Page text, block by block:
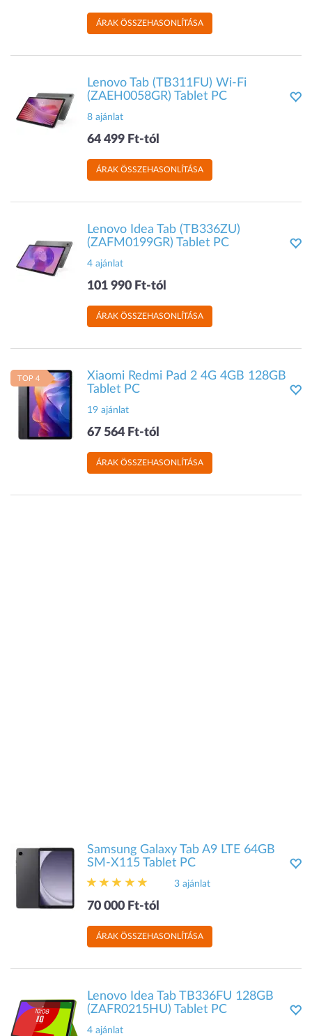
ÁRAK ÖSSZEHASONLÍTÁSA
Lenovo Tab (TB311FU) Wi-Fi
(ZAEH0058GR) Tablet PC
8 ajánlat
64 499 Ft-tól
ÁRAK ÖSSZEHASONLÍTÁSA
Lenovo Idea Tab (TB336ZU)
(ZAFM0199GR) Tablet PC
4 ajánlat
101 990 Ft-tól
ÁRAK ÖSSZEHASONLÍTÁSA
TOP 4
Xiaomi Redmi Pad 2 4G 4GB 128GB
Tablet PC
19 ajánlat
67 564 Ft-tól
ÁRAK ÖSSZEHASONLÍTÁSA
Samsung Galaxy Tab A9 LTE 64GB
SM-X115 Tablet PC
3 ajánlat
70 000 Ft-tól
ÁRAK ÖSSZEHASONLÍTÁSA
Lenovo Idea Tab TB336FU 128GB
(ZAFR0215HU) Tablet PC
4 ajánlat